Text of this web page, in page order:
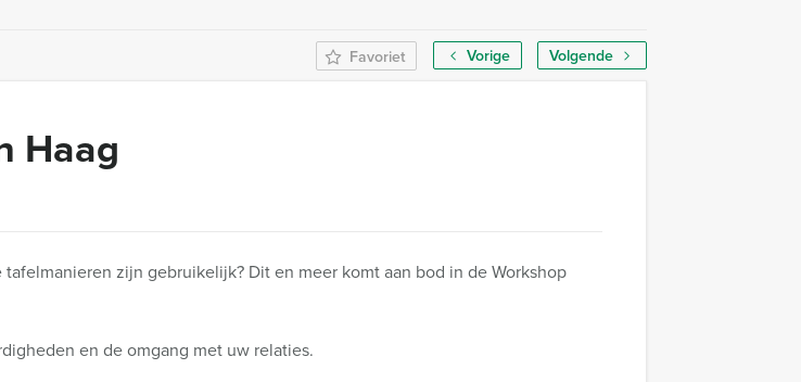
Vorige Volgende
Favoriet
Haag
zijn gebruikelijk? Dit en meer komt aan bod in de Workshop
en de omgang met uw relaties.